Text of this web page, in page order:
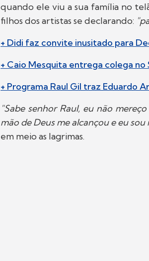
quando ele viu a sua família no
filhos dos artistas se declarando:
+ Didi faz convite inusitado para
+ Caio Mesquita entrega colega no
+ Programa Raul Gil traz Eduardo
"Sabe senhor Raul, eu não
mão de Deus me alcançou e eu
em meio as lagrimas.